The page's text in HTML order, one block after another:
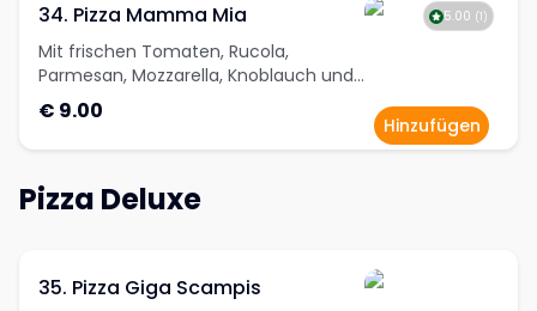
34. Pizza Mamma Mia
Mit frischen Tomaten, Rucola,
Parmesan, Mozzarella, Knoblauch und
Olivenöl
€ 9.00
5.00 (1 )
Hinzufügen
Pizza Deluxe
35. Pizza Giga Scampis